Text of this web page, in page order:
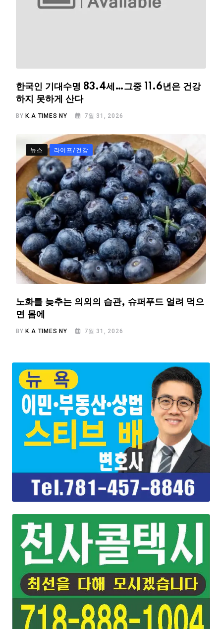
한국인 기대수명 83.4세…그중 11.6년은 건강
하지 못하게 산다
BY K.A TIMES NY 7월 31, 2026
뉴스 라이프/건강
노화를 늦추는 의외의 습관, 슈퍼푸드 얼려 먹으
면 몸에
BYK.A TIMES NY 7월 31, 2026